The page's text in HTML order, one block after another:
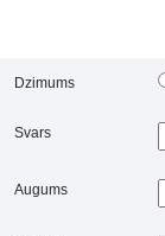
Dzimums
Svars
Augums